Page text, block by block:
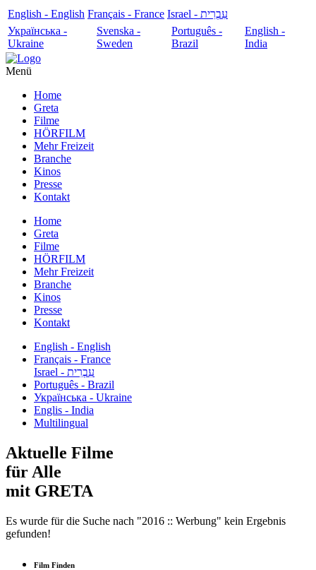
English - English Français - France
עִבְרִית - Israel
Українська -
Ukraine
Svenska -
Sweden
Português -
Brazil
English -
India
Menü
Home
Greta
Filme
HÖRFILM
Mehr Freizeit
Branche
Kinos
Presse
Kontakt
Home
Greta
Filme
HÖRFILM
Mehr Freizeit
Branche
Kinos
Presse
Kontakt
English - English
Français - France
עִבְרִית - Israel
Português - Brazil
Українська - Ukraine
Englis - India
Multilingual
Aktuelle Filme
für Alle
mit GRETA
Es wurde für die Suche nach "2016 :: Werbung" kein Ergebnis
gefunden!
Film Finden